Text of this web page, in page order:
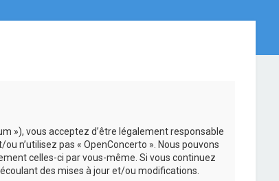
»), vous acceptez d’être légalement responsable
n’utilisez pas « OpenConcerto ». Nous pouvons
celles-ci par vous-même. Si vous continuez
des mises à jour et/ou modifications.